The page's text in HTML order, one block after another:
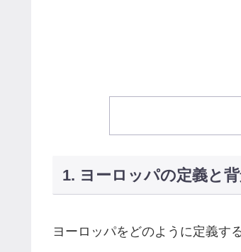
1. ヨーロッパの定義と
ヨーロッパをどのように定義す